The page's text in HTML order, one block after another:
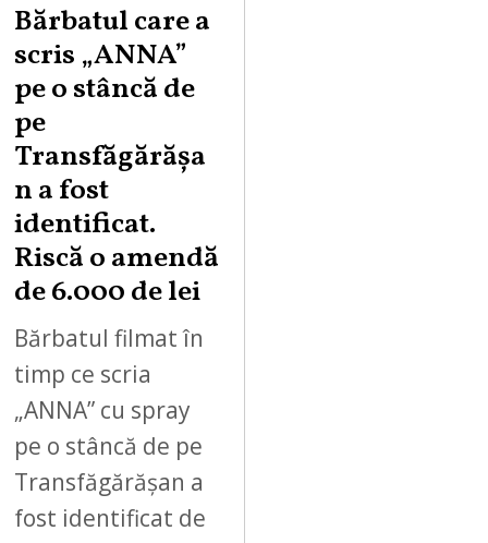
Bărbatul care a
scris „ANNA”
pe o stâncă de
pe
Transfăgărășa
n a fost
identificat.
Riscă o amendă
de 6.000 de lei
Bărbatul filmat în
timp ce scria
„ANNA” cu spray
pe o stâncă de pe
Transfăgărășan a
fost identificat de